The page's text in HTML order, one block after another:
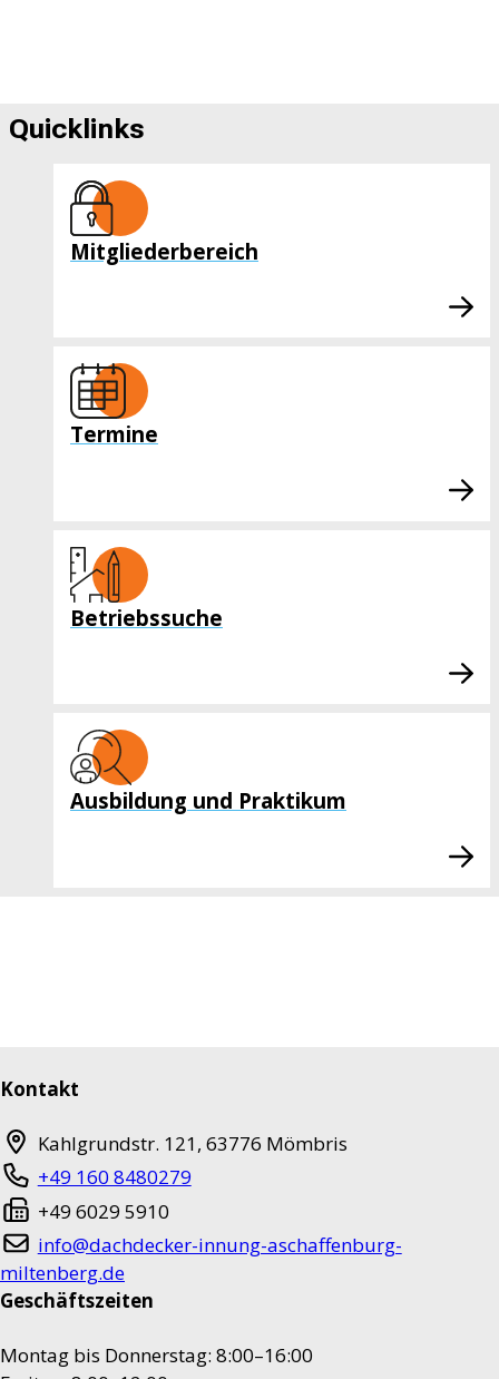
Quicklinks
Mitgliederbereich
Termine
Betriebssuche
Ausbildung und Praktikum
Kontakt
Kahlgrundstr. 121, 63776 Mömbris
+49 160 8480279
+49 6029 5910
info@dachdecker-innung-aschaffenburg-
miltenberg.de
Geschäftszeiten
Montag bis Donnerstag: 8:00–16:00